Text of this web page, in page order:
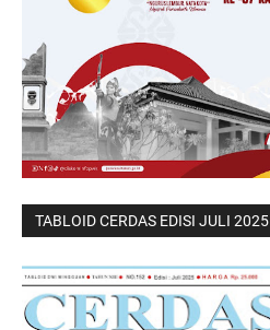
TABLOID CERDAS EDISI JULI 2025